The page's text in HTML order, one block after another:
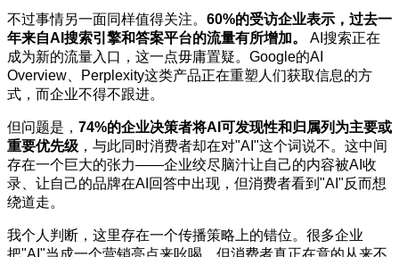
不过事情另一面同样值得关注。 60%的受访企业表示，过去一
年来自AI搜索引擎和答案平台的流量有所增加。
AI搜索正在
成为新的流量入口，这一点毋庸置疑。Google的AI
Overview、Perplexity这类产品正在重塑人们获取信息的方
式，而企业不得不跟进。
但问题是， 74%的企业决策者将AI可发现性和归属列为主要或
重要优先级 ，与此同时消费者却在对"AI"这个词说不。这中间
存在一个巨大的张力——企业绞尽脑汁让自己的内容被AI收
录、让自己的品牌在AI回答中出现，但消费者看到"AI"反而想
绕道走。
我个人判断，这里存在一个传播策略上的错位。很多企业